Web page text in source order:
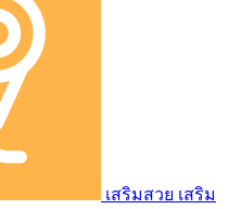
เสริมสวย เสริม